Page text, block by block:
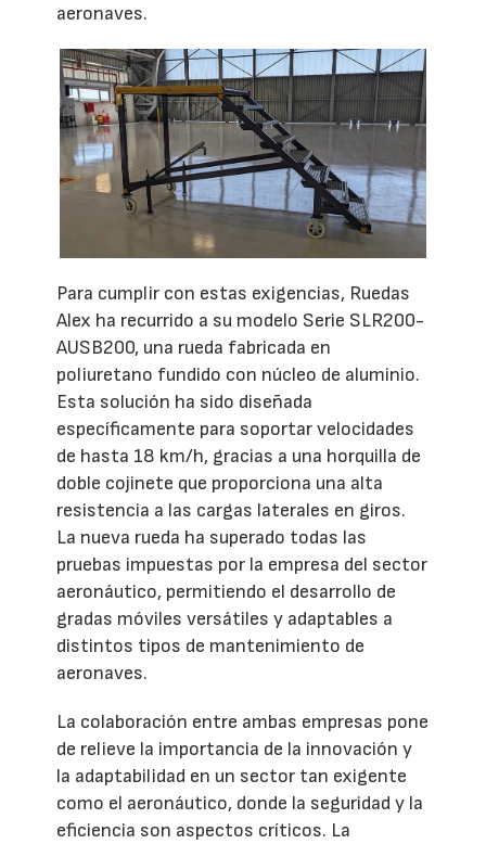
aeronaves.
Para cumplir con estas exigencias, Ruedas
Alex ha recurrido a su modelo Serie SLR200-
AUSB200, una rueda fabricada en
poliuretano fundido con núcleo de aluminio.
Esta solución ha sido diseñada
específicamente para soportar velocidades
de hasta 18 km/h, gracias a una horquilla de
doble cojinete que proporciona una alta
resistencia a las cargas laterales en giros.
La nueva rueda ha superado todas las
pruebas impuestas por la empresa del sector
aeronáutico, permitiendo el desarrollo de
gradas móviles versátiles y adaptables a
distintos tipos de mantenimiento de
aeronaves.
La colaboración entre ambas empresas pone
de relieve la importancia de la innovación y
la adaptabilidad en un sector tan exigente
como el aeronáutico, donde la seguridad y la
eficiencia son aspectos críticos. La